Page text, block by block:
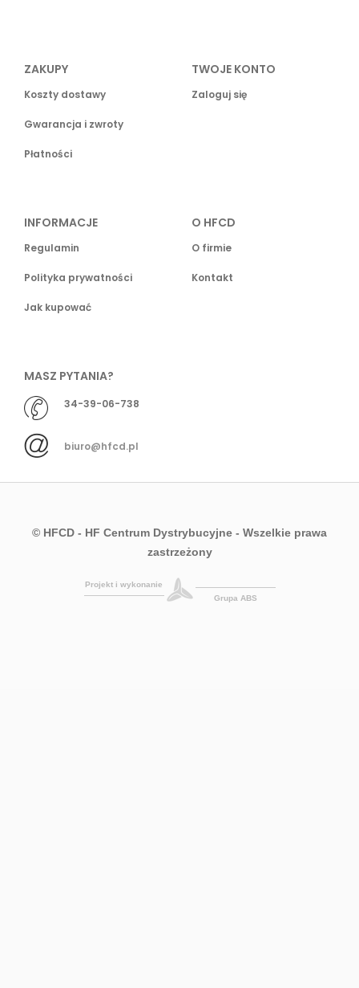
ZAKUPY
Koszty dostawy
Gwarancja i zwroty
Płatności
TWOJE KONTO
Zaloguj się
INFORMACJE
Regulamin
Polityka prywatności
Jak kupować
O HFCD
O firmie
Kontakt
MASZ PYTANIA?
34-39-06-738
biuro@hfcd.pl
© HFCD - HF Centrum Dystrybucyjne - Wszelkie prawa
zastrzeżony
Projekt i wykonanie
Grupa ABS